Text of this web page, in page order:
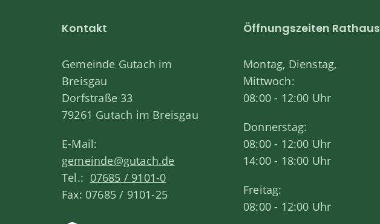
Kontakt
Gemeinde Gutach im
Breisgau
Dorfstraße 33
79261 Gutach im Breisgau
E-Mail:
gemeinde@gutach.de
Tel.: 07685 / 9101-0
Fax: 07685 / 9101-25
Öffnungszeiten Rathaus
Montag, Dienstag,
Mittwoch:
08:00 - 12:00 Uhr
Donnerstag:
08:00 - 12:00 Uhr
14:00 - 18:00 Uhr
Freitag:
08:00 - 12:00 Uhr